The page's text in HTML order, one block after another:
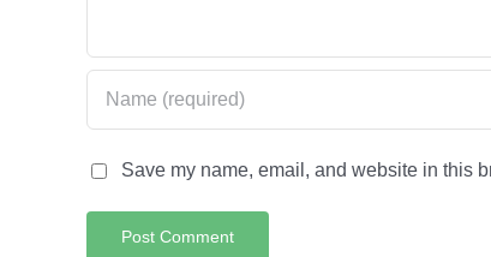
Save my name, email, and website in this